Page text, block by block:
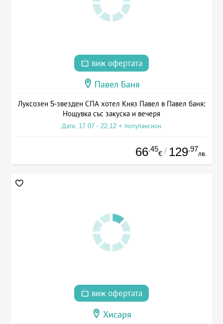
виж офертата
Павел Баня
Луксозен 5-звезден СПА хотел Княз Павел в Павел баня:
Нощувка със закуска и вечеря
Дата: 17.07 - 22.12 + полупансион
66.45
€ / 129.97
лв.
виж офертата
Хисаря